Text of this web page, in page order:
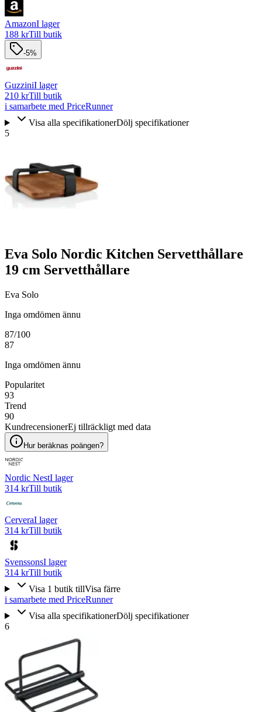
AmazonI lager
188 krTill butik
-5%
GuzziniI lager
210 krTill butik
i samarbete med PriceRunner
Visa alla specifikationerDölj specifikationer
5
Eva Solo Nordic Kitchen Servetthållare
19 cm Servetthållare
Eva Solo
Inga omdömen ännu
87/100
87
Inga omdömen ännu
Popularitet
93
Trend
90
KundrecensionerEj tillräckligt med data
Hur beräknas poängen?
Nordic NestI lager
314 krTill butik
CerveraI lager
314 krTill butik
SvenssonsI lager
314 krTill butik
Visa 1 butik tillVisa färre
i samarbete med PriceRunner
Visa alla specifikationerDölj specifikationer
6